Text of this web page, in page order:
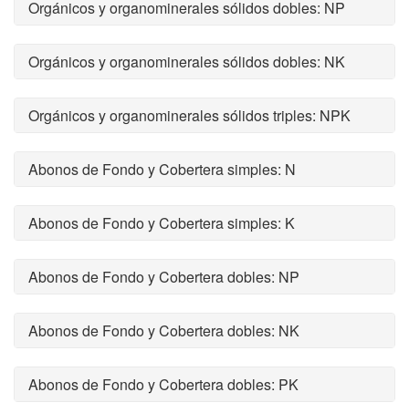
Orgánicos y organominerales sólidos dobles: NP
Orgánicos y organominerales sólidos dobles: NK
Orgánicos y organominerales sólidos triples: NPK
Abonos de Fondo y Cobertera simples: N
Abonos de Fondo y Cobertera simples: K
Abonos de Fondo y Cobertera dobles: NP
Abonos de Fondo y Cobertera dobles: NK
Abonos de Fondo y Cobertera dobles: PK